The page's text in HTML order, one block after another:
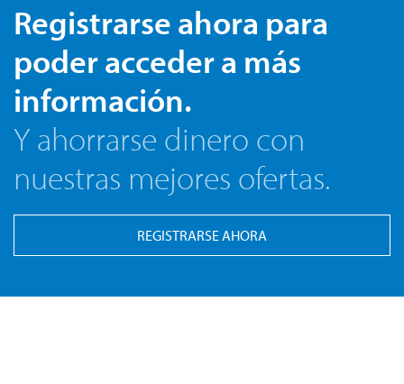
Registrarse ahora para
poder acceder a más
información.
Y ahorrarse dinero con
nuestras mejores ofertas.
REGISTRARSE AHORA